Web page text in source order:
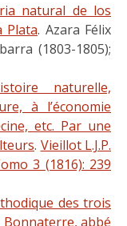
natural de los
Plata. Azara Félix
(1803-1805);
naturelle,
à l’économie
etc. Par une
. Vieillot L.J.P.
3 (1816): 239
des trois
Bonnaterre, abbé